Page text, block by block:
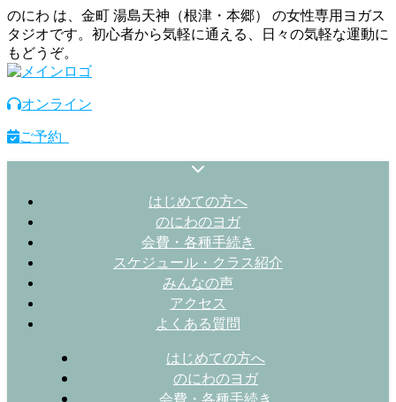
のにわ は、金町 湯島天神（根津・本郷） の女性専用ヨガス
タジオです。初心者から気軽に通える、日々の気軽な運動に
もどうぞ。
オンライン
ご予約
はじめての方へ
のにわのヨガ
会費・各種手続き
スケジュール・クラス紹介
みんなの声
アクセス
よくある質問
はじめての方へ
のにわのヨガ